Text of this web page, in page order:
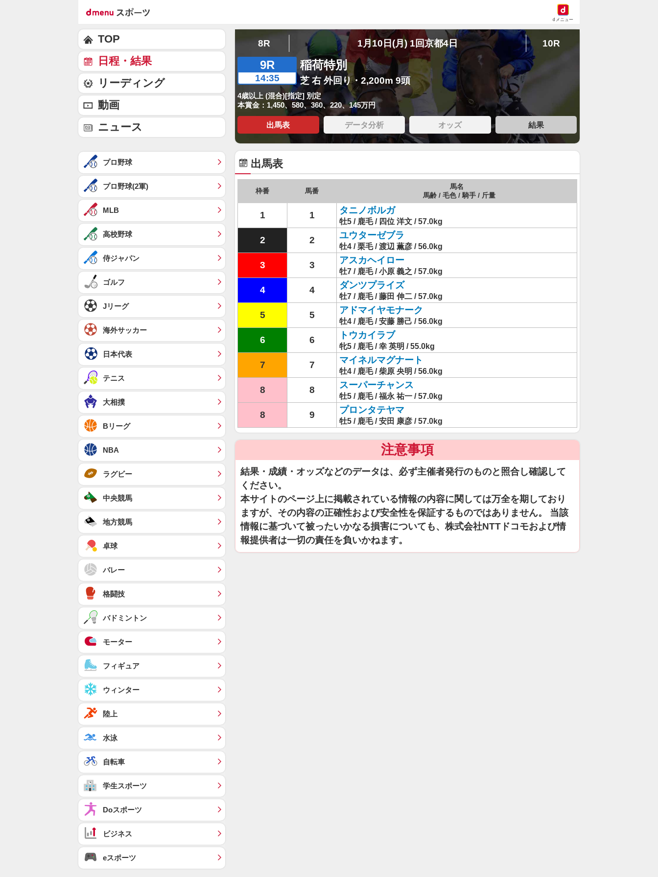
dメニュー
8R 1月10日(月) 1回京都4日 10R
9R
14:35
稲荷特別
芝 右 外回り・2,200m 9頭
4歳以上 (混合)[指定] 別定
本賞金：1,450、580、360、220、145万円
出馬表 データ分析 オッズ 結果
出馬表
枠番 馬番
馬名
馬齢 / 毛色 / 騎手 / 斤量
1 1 タニノボルガ
牡5 / 鹿毛 / 四位 洋文 / 57.0kg
2 2 ユウターゼブラ
牡4 / 栗毛 / 渡辺 薫彦 / 56.0kg
3 3 アスカヘイロー
牡7 / 鹿毛 / 小原 義之 / 57.0kg
4 4 ダンツプライズ
牡7 / 鹿毛 / 藤田 伸二 / 57.0kg
5 5 アドマイヤモナーク
牡4 / 鹿毛 / 安藤 勝己 / 56.0kg
6 6 トウカイラブ
牝5 / 鹿毛 / 幸 英明 / 55.0kg
7 7 マイネルマグナート
牡4 / 鹿毛 / 柴原 央明 / 56.0kg
8 8 スーパーチャンス
牡5 / 鹿毛 / 福永 祐一 / 57.0kg
8 9 プロンタテヤマ
牡5 / 鹿毛 / 安田 康彦 / 57.0kg
注意事項
結果・成績・オッズなどのデータは、必ず主催者発行のものと照合し確認して
ください。
本サイトのページ上に掲載されている情報の内容に関しては万全を期しており
ますが、その内容の正確性および安全性を保証するものではありません。 当該
情報に基づいて被ったいかなる損害についても、株式会社NTTドコモおよび情
報提供者は一切の責任を負いかねます。
TOP
日程・結果
リーディング
動画
ニュース
プロ野球
プロ野球(2軍)
MLB
高校野球
侍ジャパン
ゴルフ
Jリーグ
海外サッカー
日本代表
テニス
大相撲
Bリーグ
NBA
ラグビー
中央競馬
地方競馬
卓球
バレー
格闘技
バドミントン
モーター
フィギュア
ウィンター
陸上
水泳
自転車
学生スポーツ
Doスポーツ
ビジネス
eスポーツ